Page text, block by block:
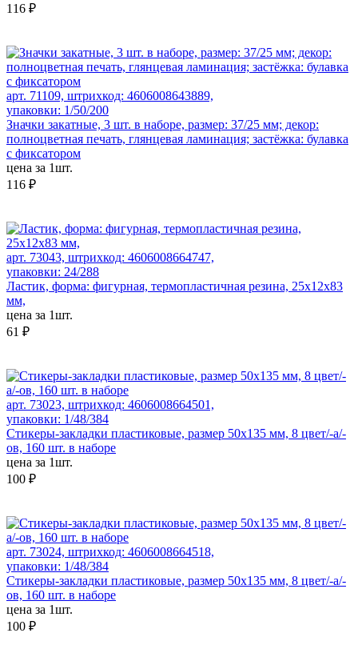
116 ₽
арт. 71109, штрихкод: 4606008643889,
упаковки: 1/50/200
Значки закатные, 3 шт. в наборе, размер: 37/25 мм; декор:
полноцветная печать, глянцевая ламинация; застёжка: булавка
с фиксатором
цена за 1шт.
116 ₽
арт. 73043, штрихкод: 4606008664747,
упаковки: 24/288
Ластик, форма: фигурная, термопластичная резина, 25х12х83
мм,
цена за 1шт.
61 ₽
арт. 73023, штрихкод: 4606008664501,
упаковки: 1/48/384
Стикеры-закладки пластиковые, размер 50х135 мм, 8 цвет/-а/-
ов, 160 шт. в наборе
цена за 1шт.
100 ₽
арт. 73024, штрихкод: 4606008664518,
упаковки: 1/48/384
Стикеры-закладки пластиковые, размер 50х135 мм, 8 цвет/-а/-
ов, 160 шт. в наборе
цена за 1шт.
100 ₽